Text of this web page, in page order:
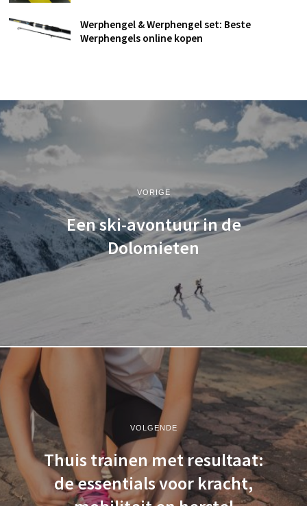
Werphengel & Werphengel set: Beste
Werphengels online kopen
VORIGE
Een ski-avontuur in de
Dolomieten
VOLGENDE
Thuis trainen met resultaat:
de essentials voor kracht,